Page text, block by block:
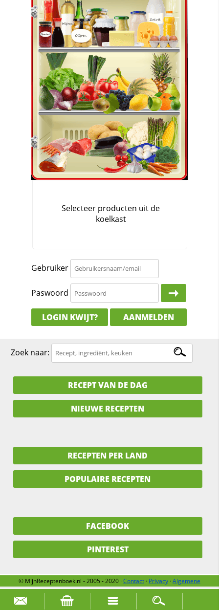
Zoek naar:
Gebruiker
Paswoord
LOGIN KWIJT? AANMELDEN
Zoek naar:
RECEPT VAN DE DAG
NIEUWE RECEPTEN
RECEPTEN PER LAND
POPULAIRE RECEPTEN
FACEBOOK
PINTEREST
© MijnReceptenboek.nl - 2005 - 2020 ·Contact · Privacy ·Algemene
voorwaarden
Over ons